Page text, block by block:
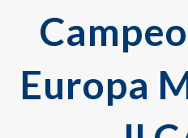
Europa